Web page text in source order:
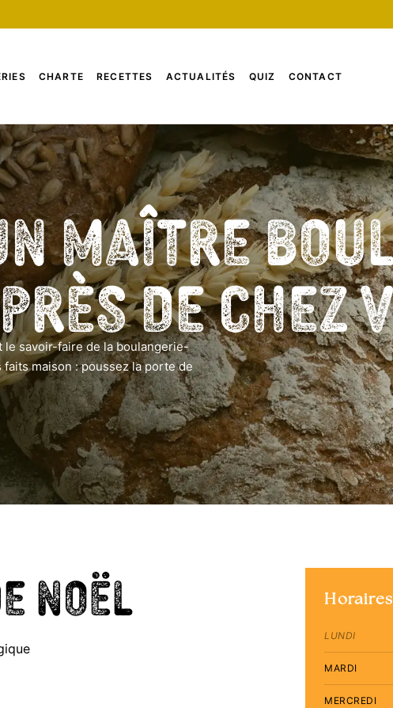
CHARTE RECETTES ACTUALITÉS QUIZ CONTACT
Maître
de chez
savoir-faire de la boulangerie-
maison : poussez la porte de
Noël Horaires
LUNDI
MARDI
MERCREDI